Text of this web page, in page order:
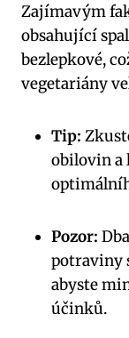
Zajímavým
obsahující
bezlepkové,
vegetariány
Tip:
obilovin a
Pozor:
potraviny
abyste
účinků.